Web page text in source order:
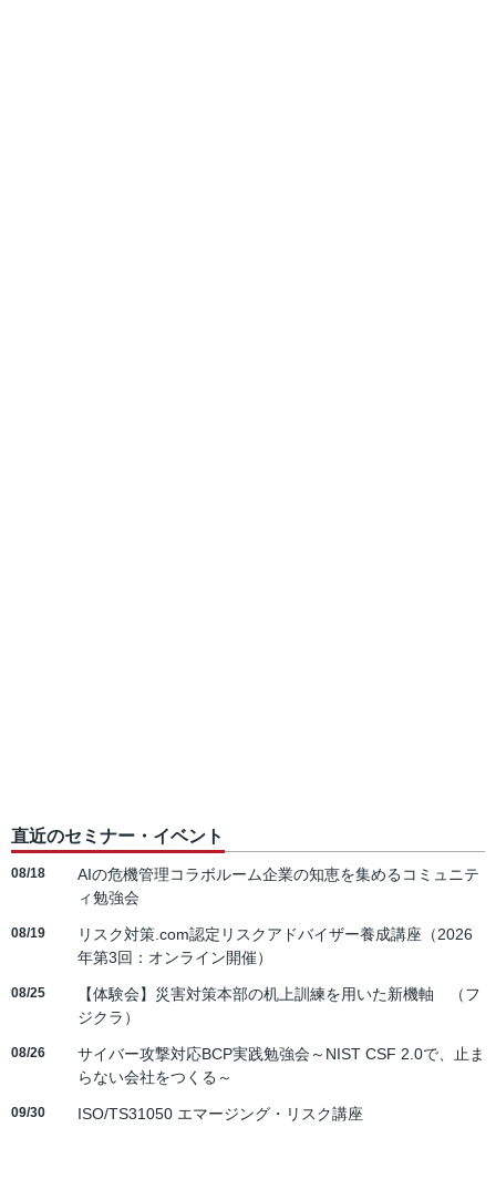
直近のセミナー・イベント
08/18
AIの危機管理コラボルーム企業の知恵を集めるコミュニテ
ィ勉強会
08/19
リスク対策.com認定リスクアドバイザー養成講座（2026
年第3回：オンライン開催）
08/25
【体験会】災害対策本部の机上訓練を用いた新機軸 （フ
ジクラ）
08/26
サイバー攻撃対応BCP実践勉強会～NIST CSF 2.0で、止ま
らない会社をつくる～
09/30 ISO/TS31050 エマージング・リスク講座